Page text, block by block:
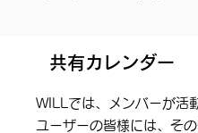
​共有カレンダー
WILLでは、メンバーが活
ユーザーの皆様には、そ